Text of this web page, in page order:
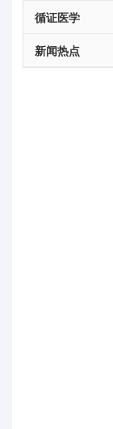
循证医学
新闻热点